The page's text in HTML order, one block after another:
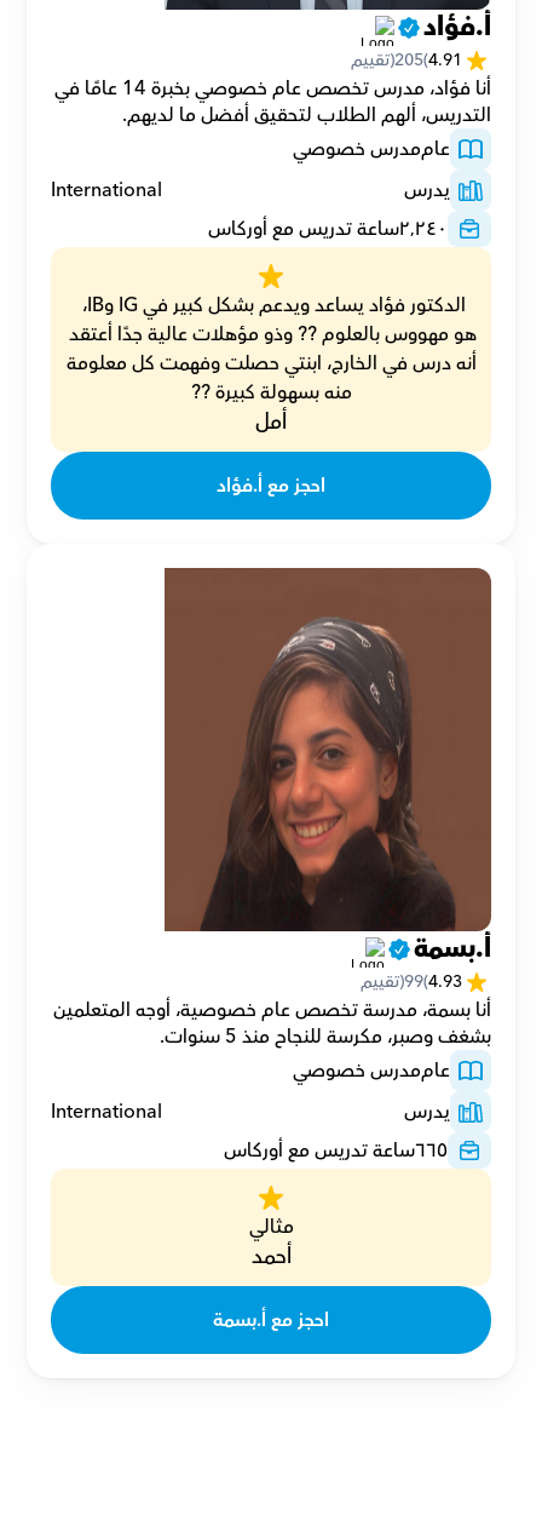
أ.فؤاد
4.91
(
205(تقييم
التدريس، ألهم الطلاب لتحقيق أفضل ما لديهم.
عاممدرس خصوصي
يدرس
International
٢٬٢٤٠ساعة تدريس مع أوركاس
منه بسهولة كبيرة ??
أمل
احجز مع أ.فؤاد
أ.بسمة
4.93
(
99(تقييم
بشغف وصبر، مكرسة للنجاح منذ 5 سنوات.
عاممدرس خصوصي
يدرس
International
٦٦٥ساعة تدريس مع أوركاس
مثالي
أحمد
احجز مع أ.بسمة